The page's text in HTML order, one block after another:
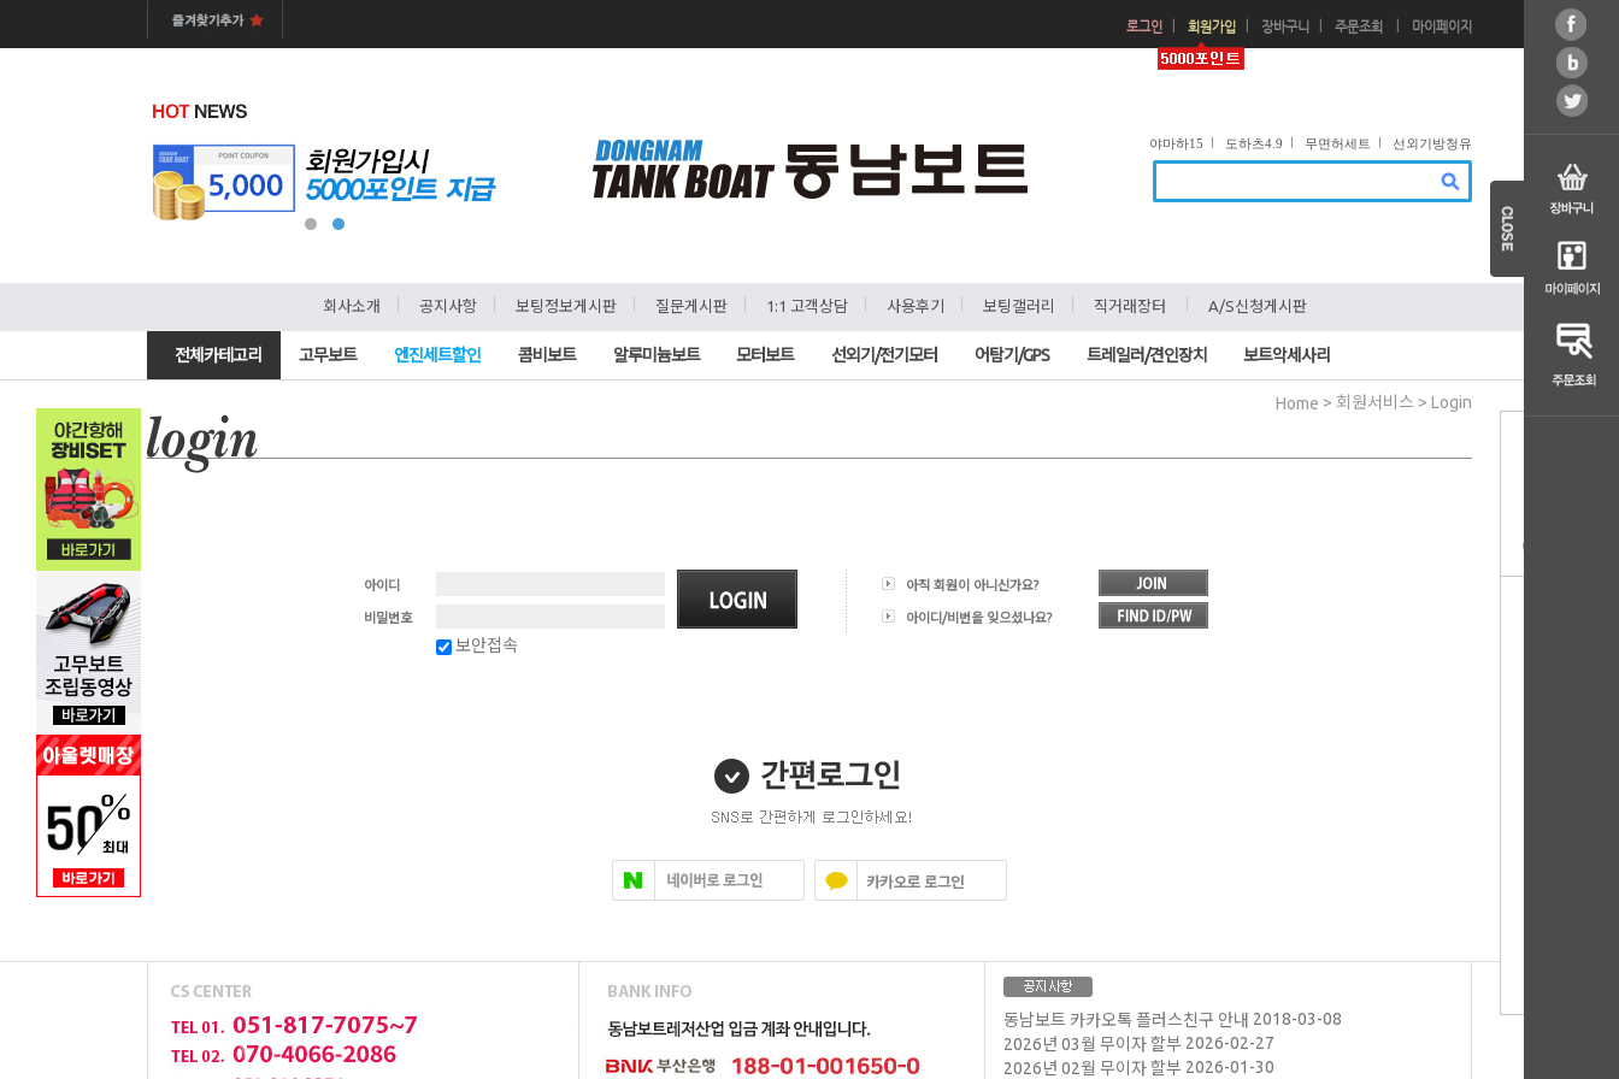
로그인 회원가입 장바구니 주문조회 마이페이지
야마하15 ㅣ 도하츠4.9 ㅣ 무면허세트 ㅣ 선외기방청유
회사소개 공지사항 보팅정보게시판 질문게시판 1:1 고객상담 사용후기 보팅갤러리 직거래장터 A/S신청게시판
전체카테고리 고무보트 엔진세트할인 콤비보트 알루미늄보트 모터보트 선외기/전기모터 어탐기/GPS 트레일러/견인장치 보트악세사리
Home > 회원서비스 > Login
아이디
비밀번호
보안접속
아직 회원이 아니신가요?
아이디/비번을 잊으셨나요?
동남보트 카카오톡 플러스친구 안내 2018-03-08
2026년 03월 무이자 할부 2026-02-27
2026년 02월 무이자 할부 2026-01-30